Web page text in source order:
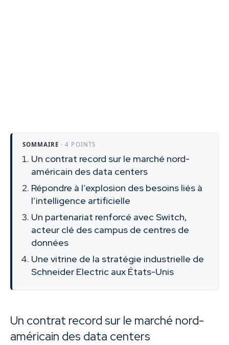
SOMMAIRE · 4 POINTS
Un contrat record sur le marché nord-
américain des data centers
Répondre à l’explosion des besoins liés à
l’intelligence artificielle
Un partenariat renforcé avec Switch,
acteur clé des campus de centres de
données
Une vitrine de la stratégie industrielle de
Schneider Electric aux États-Unis
Un contrat record sur le marché nord-
américain des data centers